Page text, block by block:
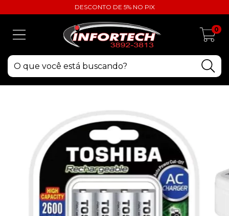
DESCONTO DE 5% NO PIX
0